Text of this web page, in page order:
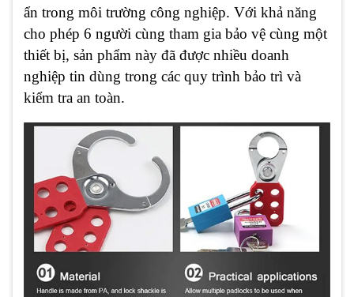
ẩn trong môi trường công nghiệp. Với khả năng
cho phép 6 người cùng tham gia bảo vệ cùng một
thiết bị, sản phẩm này đã được nhiều doanh
nghiệp tin dùng trong các quy trình bảo trì và
kiểm tra an toàn.